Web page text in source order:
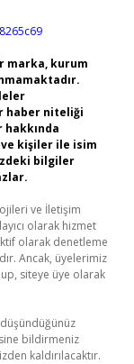
marka, kurum
haber niteliği
ve kişiler ile isim
bilgiler
ve İletişim
olarak hizmet
olarak denetleme
Ancak, üyelerimiz
siteye üye olarak
bildirmeniz
kaldırılacaktır.